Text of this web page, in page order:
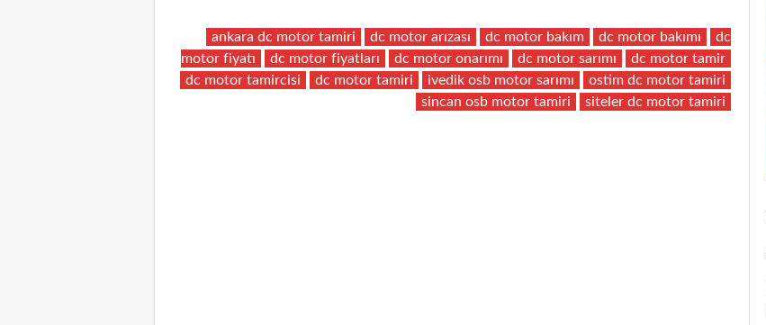
ankara dc motor tamiri dc motor arızası dc motor bakım dc motor bakımı
dc
motor fiyatı
dc motor fiyatları dc motor onarımı dc motor sarımı
dc motor tamir
dc motor tamircisi
dc motor tamiri ivedik osb motor sarımı
ostim dc motor tamiri
sincan osb motor tamiri
siteler dc motor tamiri